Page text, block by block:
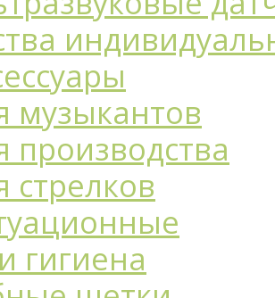
музыкантов
производства
стрелков
гигиена